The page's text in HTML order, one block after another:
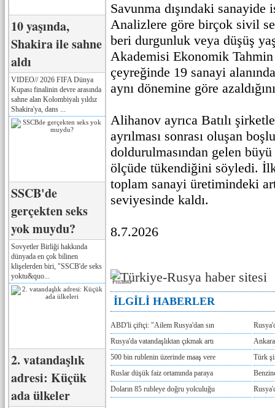
10 yaşında,
Shakira ile sahne
aldı
VIDEO// 2026 FIFA Dünya
Kupası finalinin devre arasında
sahne alan Kolombiyalı yıldız
Shakira'ya, dans ...
SSCB'de
gerçekten seks
yok muydu?
Sovyetler Birliği hakkında
dünyada en çok bilinen
klişelerden biri, "SSCB'de seks
yoktu&quo...
2. vatandaşlık
adresi: Küçük
ada ülkeler
Savunma dışındaki sanayide
Analizlere göre birçok sivil
beri durgunluk veya düşüş
Akademisi Ekonomik
çeyreğinde 19 sanayi
aynı dönemine göre
Alihanov ayrıca Batılı
ayrılması sonrası oluşan
doldurulmasından gelen
ölçüde tükendiğini söyledi. İlk
toplam sanayi üretimindeki
seviyesinde kaldı.
8.7.2026
Реклама
İLGİLİ HABERLER
ABD'li çiftçi: "Ailem Rusya'dan sın
Rusya'da vatandaşlıktan çıkmak artı
500 bin rublenin üzerinde maaş vere
Türk
Ruslar düşük faiz ortamında paraya
Doların 85 rubleye doğru yolculuğu